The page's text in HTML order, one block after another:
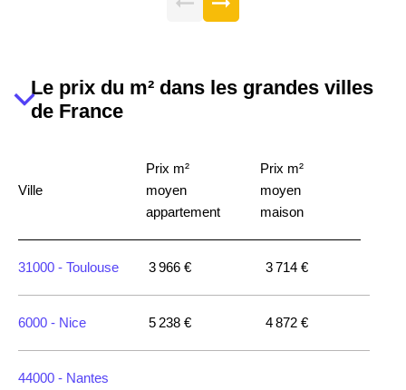
Le prix du m² dans les grandes villes
de France
Ville
Prix m²
moyen
appartement
Prix m²
moyen
maison
31000 - Toulouse 3 966 € 3 714 €
6000 - Nice 5 238 € 4 872 €
44000 - Nantes